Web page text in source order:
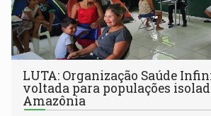
LUTA: Organização Saúde
voltada para populações
Amazônia